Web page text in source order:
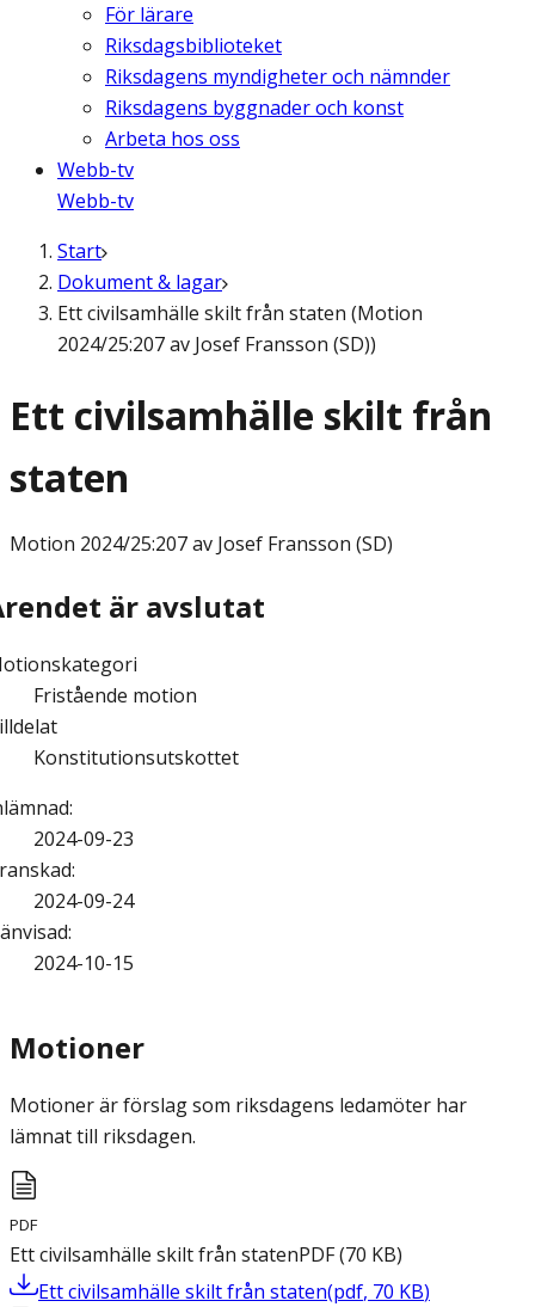
För lärare
Riksdagsbiblioteket
Riksdagens myndigheter och nämnder
Riksdagens byggnader och konst
Arbeta hos oss
Webb-tv
Webb-tv
Start
Dokument & lagar
Ett civilsamhälle skilt från staten (Motion
2024/25:207 av Josef Fransson (SD))
Ett civilsamhälle skilt från
staten
Motion 2024/25:207 av Josef Fransson (SD)
är avslutat
Fristående motion
Konstitutionsutskottet
:
2024-09-23
:
2024-09-24
:
2024-10-15
Motioner
Motioner är förslag som riksdagens ledamöter har
lämnat till riksdagen.
PDF
Ett civilsamhälle skilt från statenPDF(70 KB)
Ett civilsamhälle skilt från staten(pdf, 70 KB)